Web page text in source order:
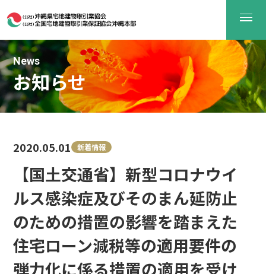
News
お知らせ
【国土交通省】新型コロナウイ
ルス感染症及びそのまん延防止
のための措置の影響を踏まえた
住宅ローン減税等の適用要件の
弾力化に係る措置の適用を受け
2020.05.01 新着情報